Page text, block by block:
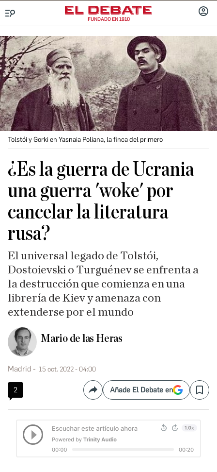
FUNDADO EN 1910
Tolstói y Gorki en Yasnaia Poliana, la finca del primero
¿Es la guerra de Ucrania
una guerra 'woke' por
cancelar la literatura
rusa?
El universal legado de Tolstói,
Dostoievski o Turguénev se enfrenta a
la destrucción que comienza en una
librería de Kiev y amenaza con
extenderse por el mundo
Mario de las Heras
Madrid 15 oct. 2022 - 04:00
2 CompartirAñade El Debate en Save